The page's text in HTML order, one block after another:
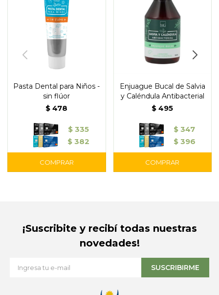
Pasta Dental para Niños -
sin flúor
$ 478
$ 335
$ 382
Enjuague Bucal de Salvia
y Caléndula Antibacterial
$ 495
$ 347
$ 396
¡Suscribite y recibí todas nuestras
novedades!
SUSCRIBIRME